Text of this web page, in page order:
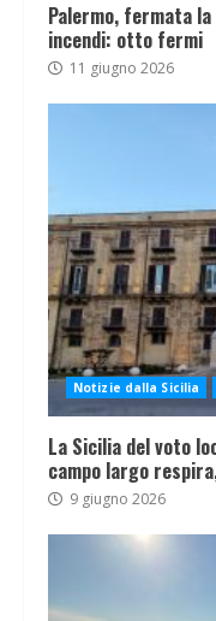
Palermo, fermata
incendi: otto fermi
11 giugno 2026
Notizie dalla Sicilia
La Sicilia del voto
campo largo
9 giugno 2026